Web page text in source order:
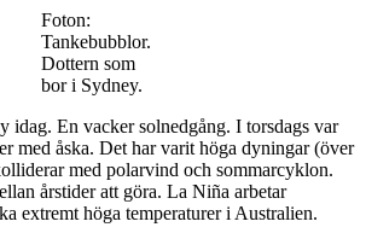
Foton:
Tankebubblor.
Dottern som
bor i Sydney.
idag. En vacker solnedgång. I torsdags var
med åska. Det har varit höga dyningar (över
med polarvind och sommarcyklon.
årstider att göra. La Niña arbetar
extremt höga temperaturer i Australien.